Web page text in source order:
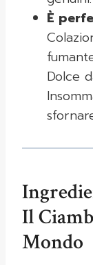
È
Dolce
Il
Mondo